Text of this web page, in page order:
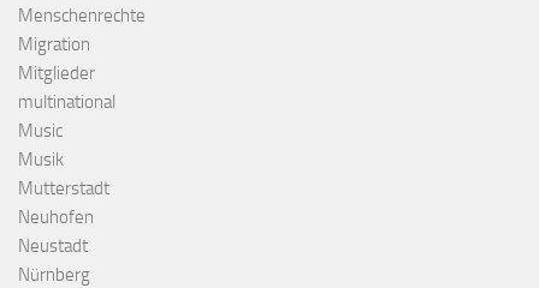
Menschenrechte
Migration
Mitglieder
multinational
Music
Musik
Mutterstadt
Neuhofen
Neustadt
Nürnberg